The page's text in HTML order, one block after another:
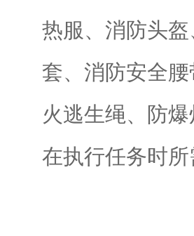
热服、消防头
套、消防安全
火逃生绳、防
在执行任务时